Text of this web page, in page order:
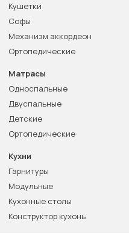
Кушетки
Софы
Механизм аккордеон
Ортопедические
Матрасы
Односпальные
Двуспальные
Детские
Ортопедические
Кухни
Гарнитуры
Модульные
Кухонные столы
Конструктор кухонь